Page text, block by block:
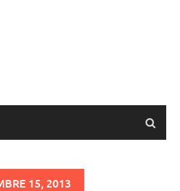
15, 2013